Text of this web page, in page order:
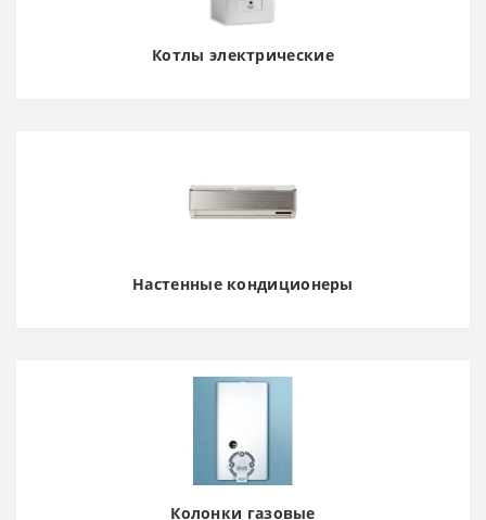
Котлы электрические
Настенные кондиционеры
Колонки газовые